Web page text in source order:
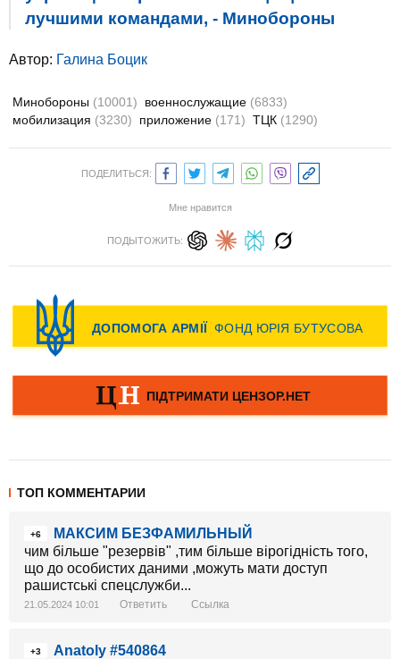
лучшими командами, - Минобороны
Автор: Галина Боцик
Минобороны (10001) военнослужащие (6833)
мобилизация (3230) приложение (171) ТЦК (1290)
ПОДЕЛИТЬСЯ:
Мне нравится
ПОДЫТОЖИТЬ:
ТОП КОММЕНТАРИИ
+6
МАКСИМ БЕЗФАМИЛЬНЫЙ
чим більше "резервів" ,тим більше вірогідність того,
що до особистих даними ,можуть мати доступ
рашистські спецслужби...
21.05.2024 10:01 Ответить Ссылка
+3
Anatoly #540864